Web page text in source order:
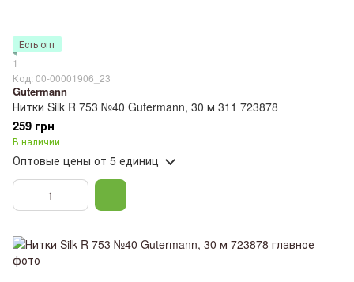
Есть опт
1
Код: 00-00001906_23
Gutermann
Нитки Silk R 753 №40 Gutermann, 30 м 311 723878
259 грн
В наличии
Оптовые цены от 5 единиц